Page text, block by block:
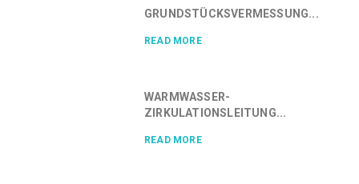
GRUNDSTÜCKSVERMESSUNG...
READ MORE
WARMWASSER-
ZIRKULATIONSLEITUNG...
READ MORE